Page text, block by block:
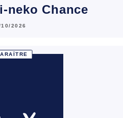
neko Chance
2026